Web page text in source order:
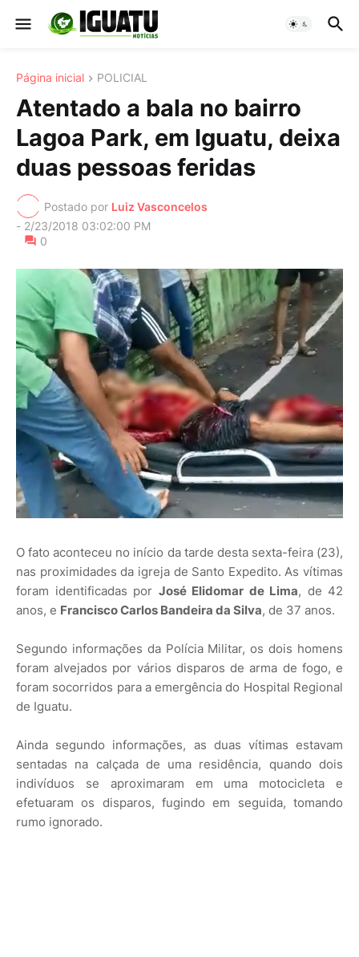
Página inicial POLICIAL
Atentado a bala no bairro
Lagoa Park, em Iguatu, deixa
duas pessoas feridas
Postado por Luiz Vasconcelos
- 2/23/2018 03:02:00 PM
0
O fato aconteceu no início da tarde desta sexta-feira (23),
nas proximidades da igreja de Santo Expedito. As vítimas
foram identificadas por José Elidomar de Lima, de 42
anos, e Francisco Carlos Bandeira da Silva, de 37 anos.
Segundo informações da Polícia Militar, os dois homens
foram alvejados por vários disparos de arma de fogo, e
foram socorridos para a emergência do Hospital Regional
de Iguatu.
Ainda segundo informações, as duas vítimas estavam
sentadas na calçada de uma residência, quando dois
indivíduos se aproximaram em uma motocicleta e
efetuaram os disparos, fugindo em seguida, tomando
rumo ignorado.